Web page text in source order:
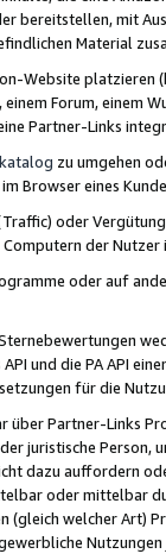
bereitstellen, mit
Material
Website
Forum, einem
Partner-Links
zu umgehen
Browser eines
oder
der
oder auf
und die PA API
für die
Partner-Links
juristische
dazu auffordern
oder mittelbar
(gleich welcher Art)